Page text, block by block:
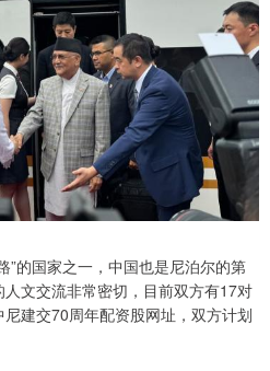
”的国家之一，中国也是尼泊尔的第
文交流非常密切，目前双方有17对
建交70周年配资股网址，双方计划